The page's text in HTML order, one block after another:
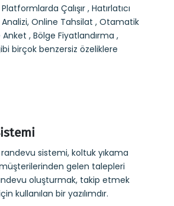
Çalışır , Hatırlatıcı
Analizi, Online Tahsilat , Otamatik
, Bölge Fiyatlandırma ,
birçok benzersiz özeliklere
sistemi, koltuk yıkama
gelen talepleri
oluşturmak, takip etmek
kullanılan bir yazılımdır.